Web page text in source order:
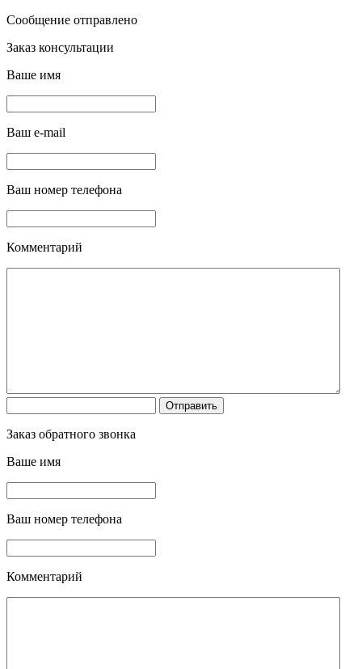
Сообщение отправлено
Заказ консультации
Ваше имя
Ваш e-mail
Ваш номер телефона
Комментарий
Заказ обратного звонка
Ваше имя
Ваш номер телефона
Комментарий